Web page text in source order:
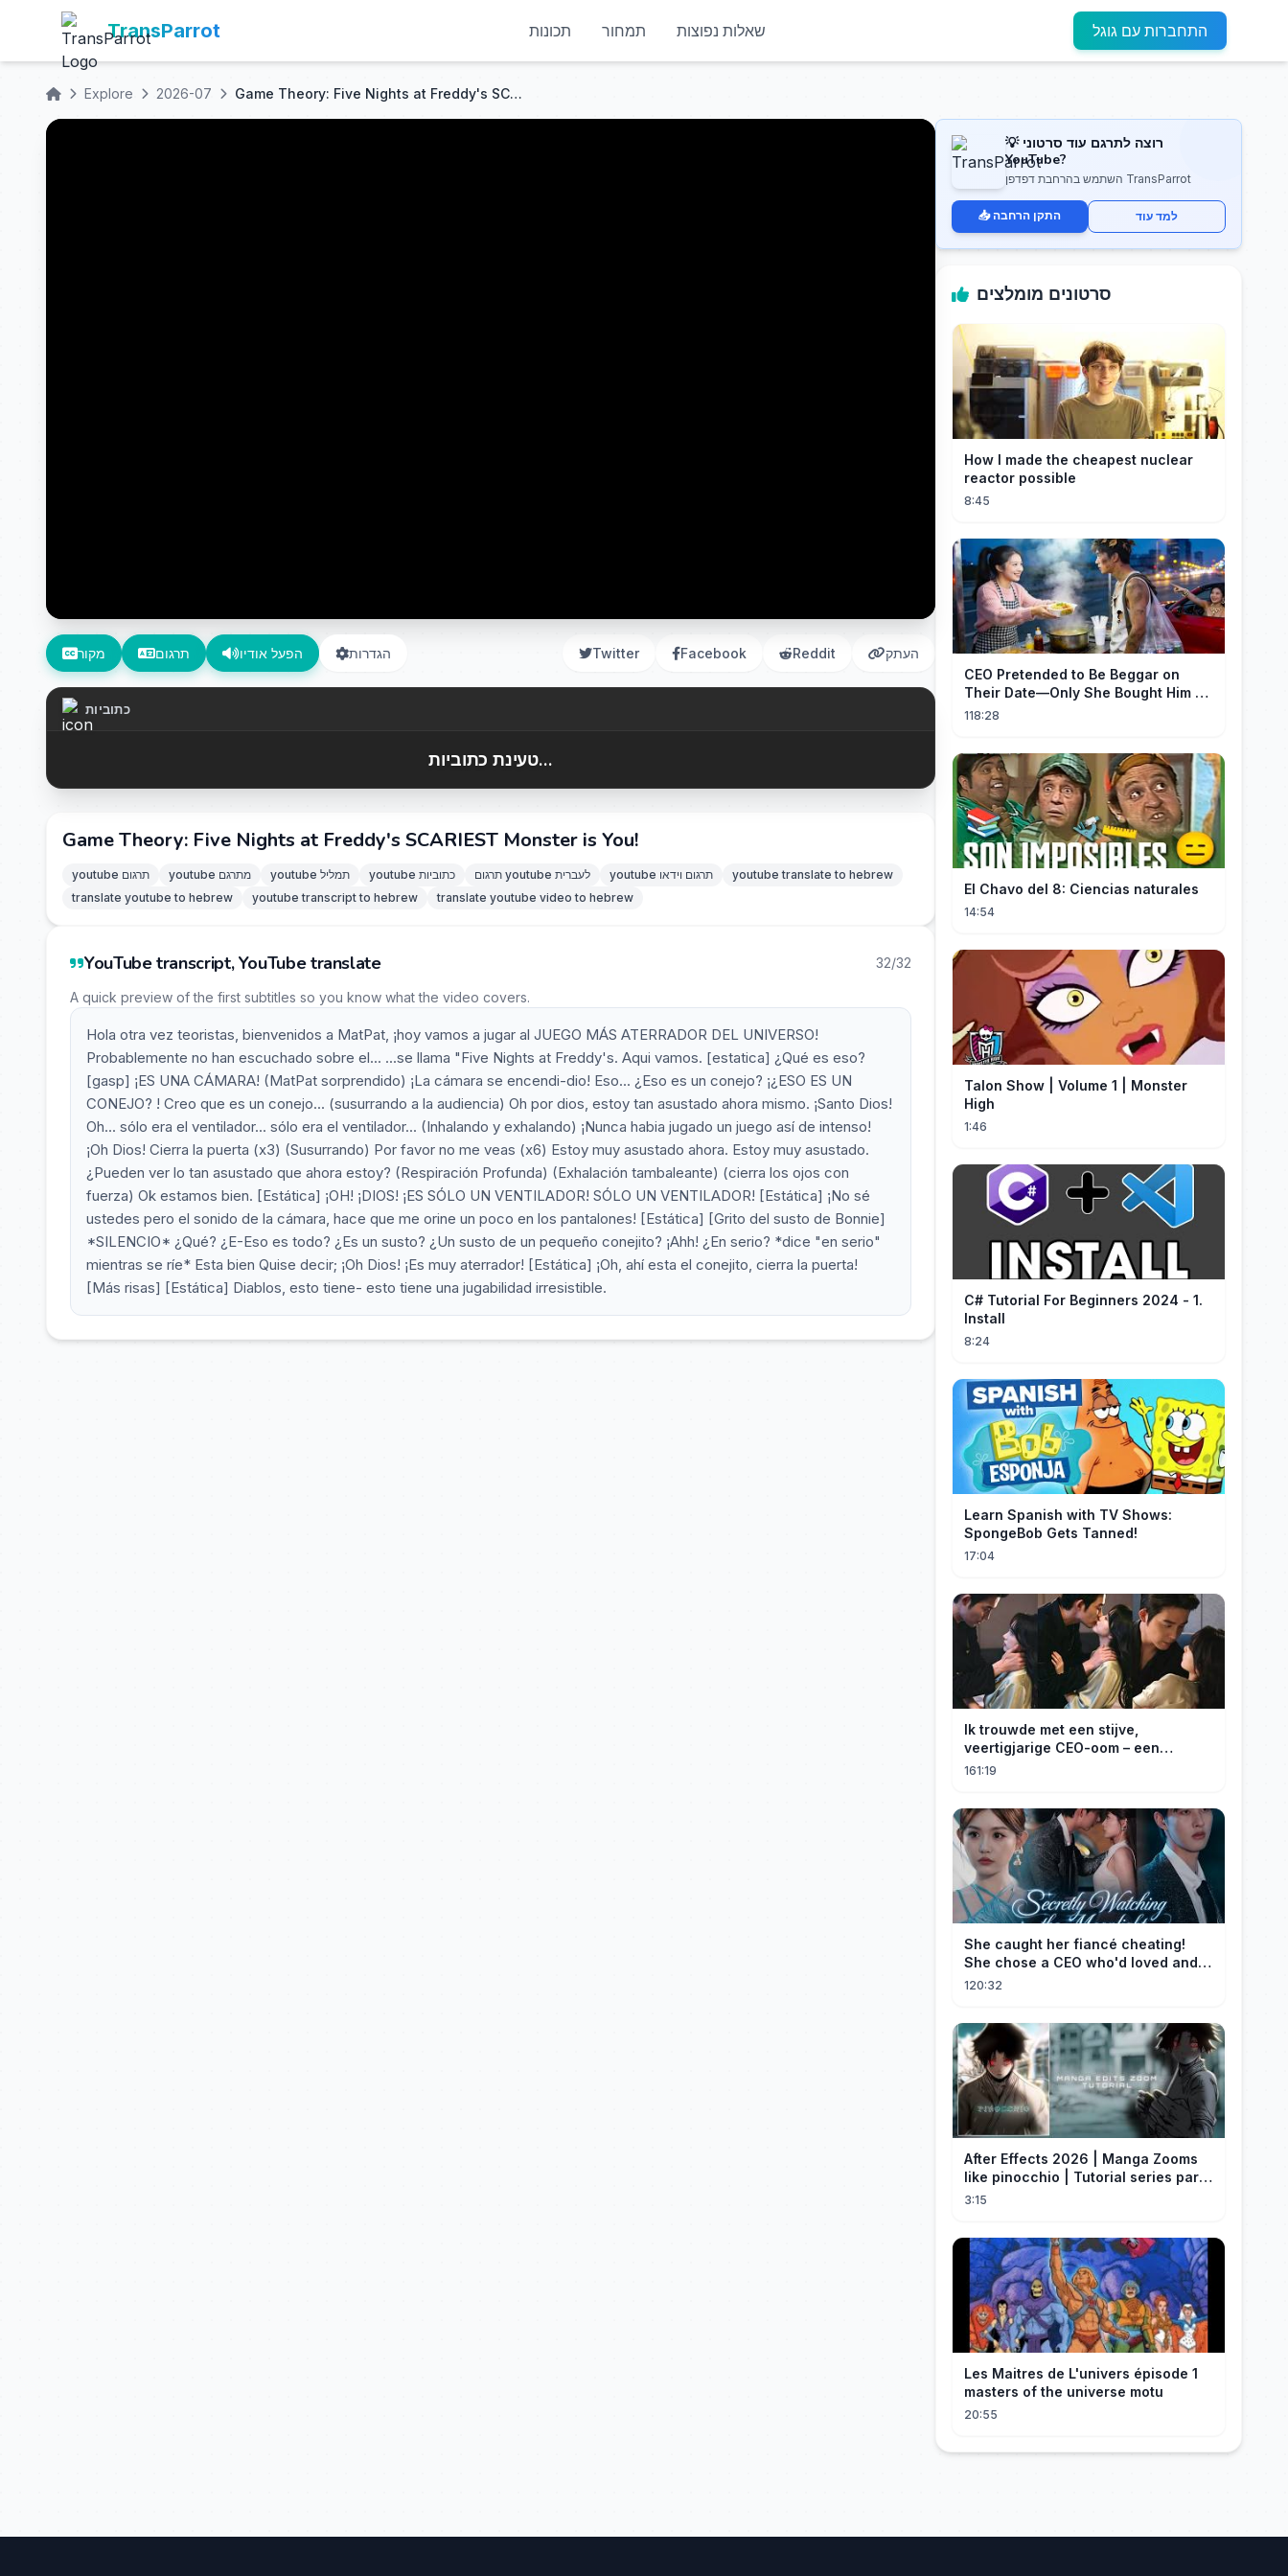
TransParrot תכונות תמחור שאלות נפוצות התחברות עם גוגל
Explore 2026-07 Game Theory: Five Nights at Freddy's SCARIEST Monster is You!
מקור תרגום הפעל אודיו הגדרות Twitter Facebook Reddit העתק
כתוביות
טעינת כתוביות...
Game Theory: Five Nights at Freddy's SCARIEST Monster is You!
youtube תרגום youtube מתרגם youtube תמליל youtube כתוביות תרגום youtube לעברית youtube תרגום וידאו
youtube translate to hebrew
translate youtube to hebrew
youtube transcript to hebrew translate youtube video to hebrew
YouTube transcript, YouTube translate 32/32
A quick preview of the first subtitles so you know what the video covers.
Hola otra vez teoristas, bienvenidos a MatPat, ¡hoy vamos a jugar al JUEGO MÁS ATERRADOR DEL UNIVERSO!
Probablemente no han escuchado sobre el... ...se llama "Five Nights at Freddy's. Aqui vamos. [estatica] ¿Qué es eso?
[gasp] ¡ES UNA CÁMARA! (MatPat sorprendido) ¡La cámara se encendi-dio! Eso... ¿Eso es un conejo? ¡¿ESO ES UN
CONEJO? ! Creo que es un conejo... (susurrando a la audiencia) Oh por dios, estoy tan asustado ahora mismo. ¡Santo Dios!
Oh... sólo era el ventilador... sólo era el ventilador... (Inhalando y exhalando) ¡Nunca habia jugado un juego así de intenso!
¡Oh Dios! Cierra la puerta (x3) (Susurrando) Por favor no me veas (x6) Estoy muy asustado ahora. Estoy muy asustado.
¿Pueden ver lo tan asustado que ahora estoy? (Respiración Profunda) (Exhalación tambaleante) (cierra los ojos con
fuerza) Ok estamos bien. [Estática] ¡OH! ¡DIOS! ¡ES SÓLO UN VENTILADOR! SÓLO UN VENTILADOR! [Estática] ¡No sé
ustedes pero el sonido de la cámara, hace que me orine un poco en los pantalones! [Estática] [Grito del susto de Bonnie]
*SILENCIO* ¿Qué? ¿E-Eso es todo? ¿Es un susto? ¿Un susto de un pequeño conejito? ¡Ahh! ¿En serio? *dice "en serio"
mientras se ríe* Esta bien Quise decir; ¡Oh Dios! ¡Es muy aterrador! [Estática] ¡Oh, ahí esta el conejito, cierra la puerta!
[Más risas] [Estática] Diablos, esto tiene- esto tiene una jugabilidad irresistible.
💡 רוצה לתרגם עוד סרטוני
YouTube?
השתמש בהרחבת דפדפן TransParrot
📥 התקן הרחבה למד עוד
סרטונים מומלצים
How I made the cheapest nuclear
reactor possible
8:45
CEO Pretended to Be Beggar on
Their Date—Only She Bought Him a
Meal, and He Fell in Love!
118:28
El Chavo del 8: Ciencias naturales
14:54
Talon Show | Volume 1 | Monster
High
1:46
C# Tutorial For Beginners 2024 - 1.
Install
8:24
Learn Spanish with TV Shows:
SpongeBob Gets Tanned!
17:04
Ik trouwde met een stijve,
veertigjarige CEO-oom – een
verborgen monster van acht jaar! Hij
161:19
She caught her fiancé cheating!
She chose a CEO who'd loved and
cherished her for years. ❤️
120:32
After Effects 2026 | Manga Zooms
like pinocchio | Tutorial series part
4
3:15
Les Maitres de L'univers épisode 1
masters of the universe motu
20:55